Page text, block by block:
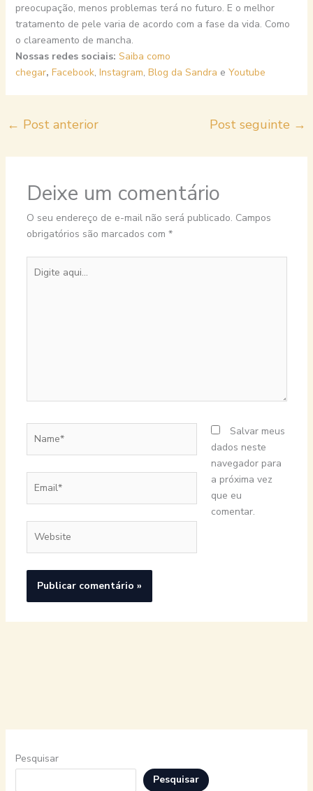
preocupação, menos problemas terá no futuro. E o melhor
tratamento de pele varia de acordo com a fase da vida. Como
o clareamento de mancha.
Nossas redes sociais: Saiba como
chegar, Facebook, Instagram, Blog da Sandra e Youtube
← Post anterior Post seguinte →
Deixe um comentário
O seu endereço de e-mail não será publicado. Campos
obrigatórios são marcados com *
aqui...
Salvar meus
dados neste
navegador para
a próxima vez
que eu
comentar.
Pesquisar
Pesquisar